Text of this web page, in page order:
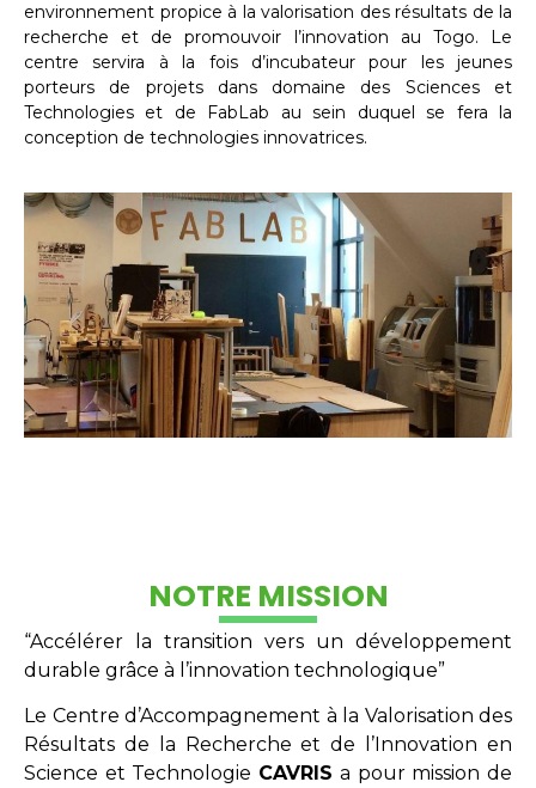
environnement propice à la valorisation des résultats de la
recherche et de promouvoir l’innovation au Togo. Le
centre servira à la fois d’incubateur pour les jeunes
porteurs de projets dans domaine des Sciences et
Technologies et de FabLab au sein duquel se fera la
conception de technologies innovatrices.
NOTRE MISSION
“Accélérer la transition vers un développement
durable grâce à l’innovation technologique”
Le Centre d’Accompagnement à la Valorisation des
Résultats de la Recherche et de l’Innovation en
Science et Technologie CAVRIS a pour mission de